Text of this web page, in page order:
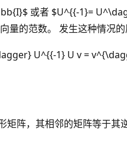
或者 $U^{{-1}=
量的范数。 发生这种情况的
U^{{-1} U v =
阵，其相邻的矩阵等于其